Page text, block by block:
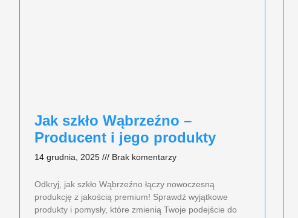
Jak szkło Wąbrzeźno –
Producent i jego produkty​
14 grudnia, 2025 Brak komentarzy
Odkryj, jak szkło Wąbrzeźno łączy nowoczesną
produkcję z jakością premium! Sprawdź wyjątkowe
produkty i pomysły, które zmienią Twoje podejście do